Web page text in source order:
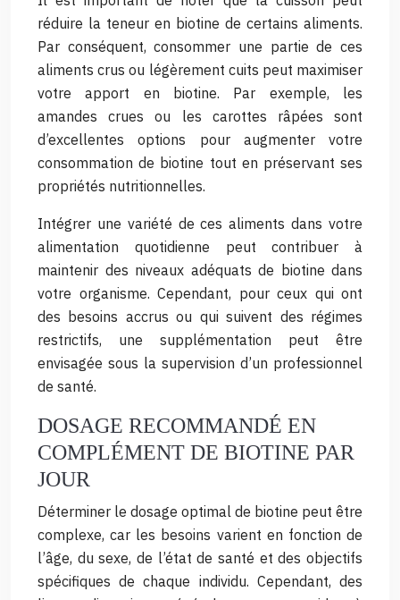
réduire la teneur en biotine de certains aliments.
Par conséquent, consommer une partie de ces
aliments crus ou légèrement cuits peut maximiser
votre apport en biotine. Par exemple, les
amandes crues ou les carottes râpées sont
d’excellentes options pour augmenter votre
consommation de biotine tout en préservant ses
propriétés nutritionnelles.
Intégrer une variété de ces aliments dans votre
alimentation quotidienne peut contribuer à
maintenir des niveaux adéquats de biotine dans
votre organisme. Cependant, pour ceux qui ont
des besoins accrus ou qui suivent des régimes
restrictifs, une supplémentation peut être
envisagée sous la supervision d’un professionnel
de santé.
DOSAGE RECOMMANDÉ EN
COMPLÉMENT DE BIOTINE PAR
JOUR
Déterminer le dosage optimal de biotine peut être
complexe, car les besoins varient en fonction de
l’âge, du sexe, de l’état de santé et des objectifs
spécifiques de chaque individu. Cependant, des